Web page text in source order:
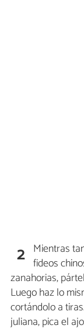
2 Mientras
fideos
zanahorias,
Luego haz lo
cortándolo a
juliana, pica el